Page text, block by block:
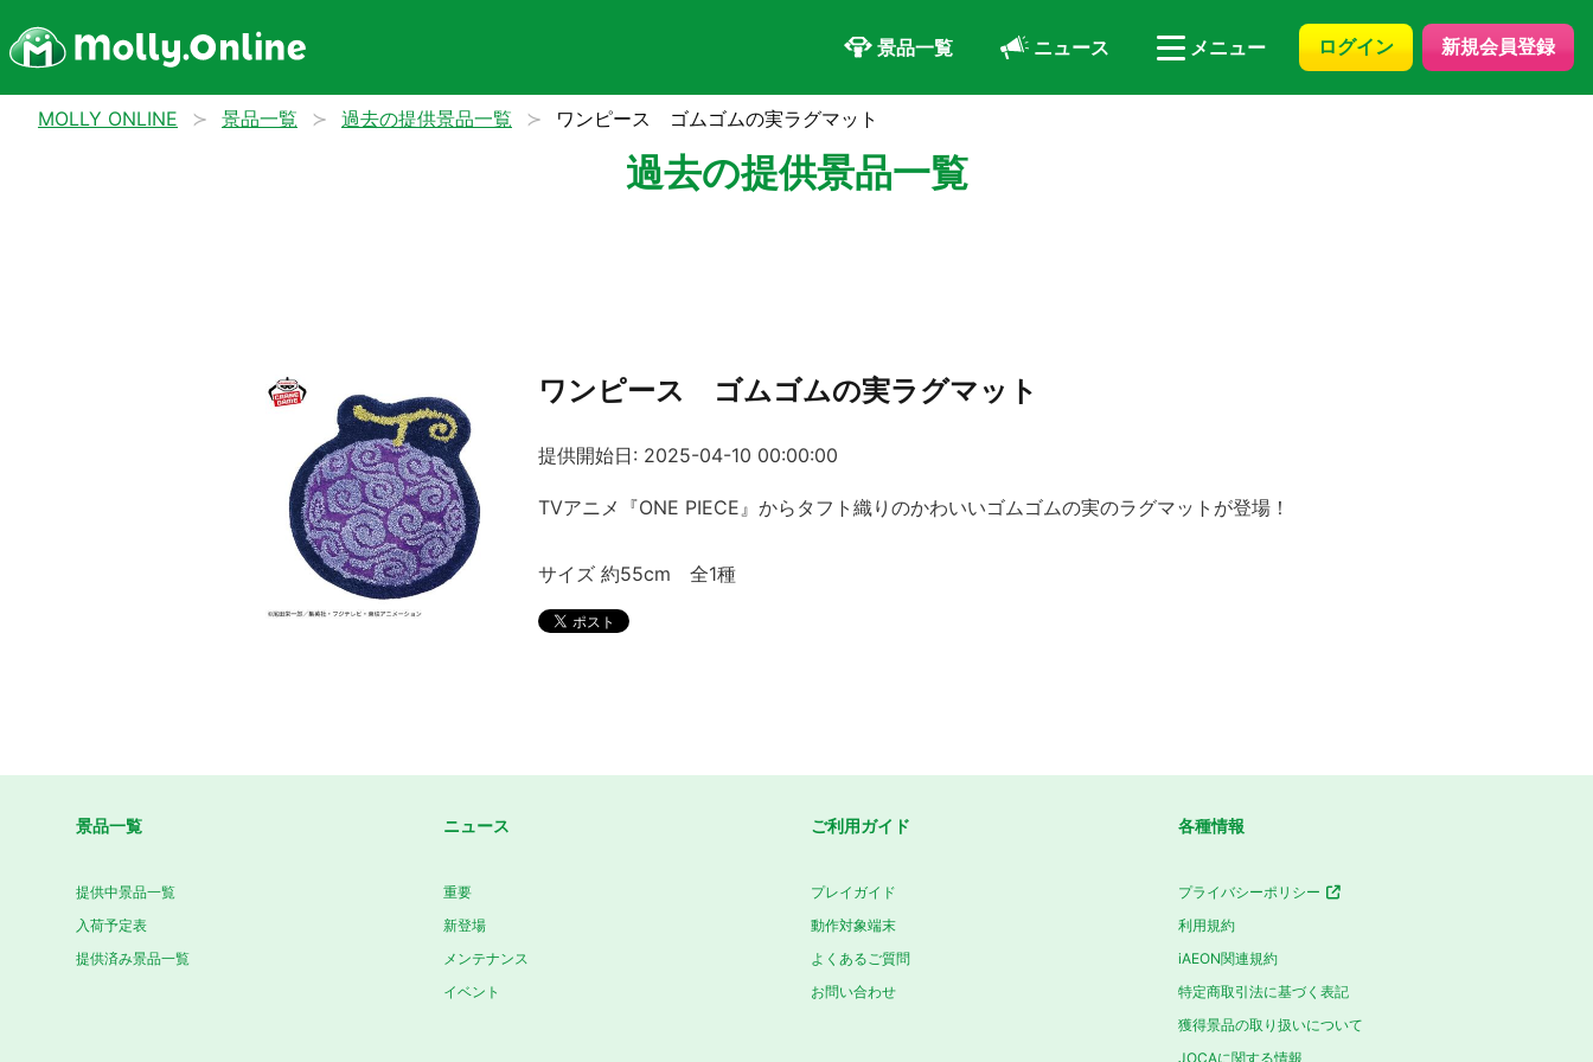
景品一覧 ニュース メニュー ログイン 新規会員登録
MOLLY ONLINE 景品一覧 過去の提供景品一覧 ワンピース ゴムゴムの実ラグマット
過去の提供景品一覧
ワンピース ゴムゴムの実ラグマット
提供開始日: 2025-04-10 00:00:00
TVアニメ『ONE PIECE』からタフト織りのかわいいゴムゴムの実のラグマットが登場！
サイズ 約55cm 全1種
景品一覧
提供中景品一覧
入荷予定表
提供済み景品一覧
ニュース
重要
新登場
メンテナンス
イベント
ご利用ガイド
プレイガイド
動作対象端末
よくあるご質問
お問い合わせ
各種情報
プライバシーポリシー
利用規約
iAEON関連規約
特定商取引法に基づく表記
獲得景品の取り扱いについて
JOCAに関する情報